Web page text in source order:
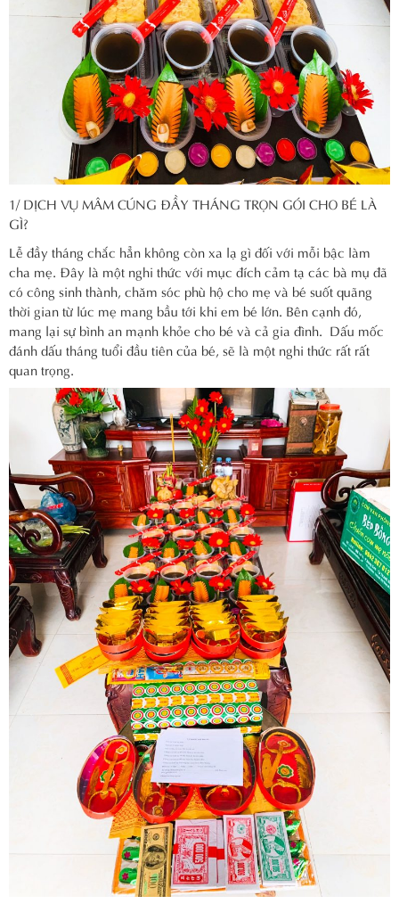
1/ DỊCH VỤ MÂM CÚNG ĐẦY THÁNG TRỌN GÓI CHO BÉ LÀ
GÌ?
Lễ đầy tháng chắc hẳn không còn xa lạ gì đối với mỗi bậc làm
cha mẹ. Đây là một nghi thức với mục đích cảm tạ các bà mụ đã
có công sinh thành, chăm sóc phù hộ cho mẹ và bé suốt quãng
thời gian từ lúc mẹ mang bầu tới khi em bé lớn. Bên cạnh đó,
mang lại sự bình an mạnh khỏe cho bé và cả gia đình. Dấu mốc
đánh dấu tháng tuổi đầu tiên của bé, sẽ là một nghi thức rất rất
quan trọng.